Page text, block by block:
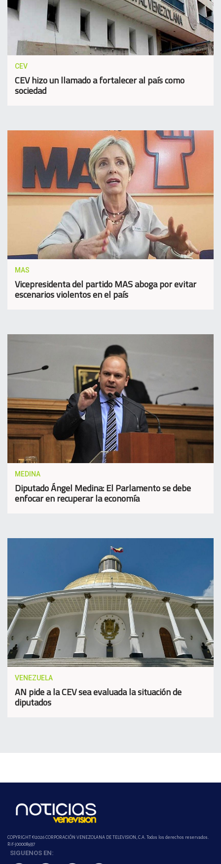
CEV
CEV hizo un llamado a fortalecer al país como
sociedad
MAS
Vicepresidenta del partido MAS aboga por evitar
escenarios violentos en el país
MEDINA
Diputado Ángel Medina: El Parlamento se debe
enfocar en recuperar la economía
VENEZUELA
AN pide a la CEV sea evaluada la situación de
diputados
COPYRIGHT ©2026 CORPORACIÓN VENEZOLANA DE TELEVISION, C.A. Todos los derechos reservados.
Rif-j000089337
SIGUENOS EN: